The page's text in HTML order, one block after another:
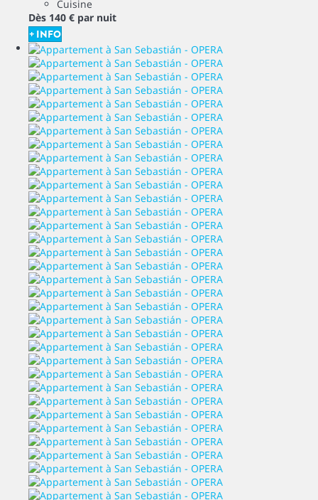
Cuisine
Dès 140 € par nuit
+ INFO